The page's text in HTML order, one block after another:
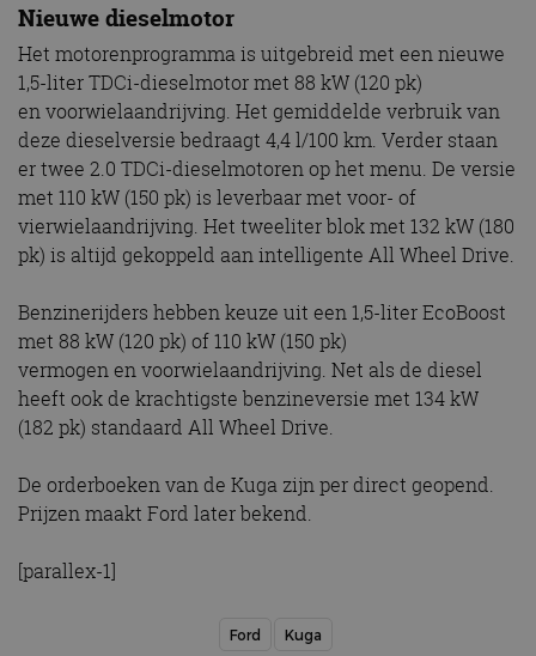
Nieuwe dieselmotor
Het motorenprogramma is uitgebreid met een nieuwe
1,5-liter TDCi-dieselmotor met 88 kW (120 pk)
en voorwielaandrijving. Het gemiddelde verbruik van
deze dieselversie bedraagt 4,4 l/100 km. Verder staan
er twee 2.0 TDCi-dieselmotoren op het menu. De versie
met 110 kW (150 pk) is leverbaar met voor- of
vierwielaandrijving. Het tweeliter blok met 132 kW (180
pk) is altijd gekoppeld aan intelligente All Wheel Drive.
Benzinerijders hebben keuze uit een 1,5-liter EcoBoost
met 88 kW (120 pk) of 110 kW (150 pk)
vermogen en voorwielaandrijving. Net als de diesel
heeft ook de krachtigste benzineversie met 134 kW
(182 pk) standaard All Wheel Drive.
De orderboeken van de Kuga zijn per direct geopend.
Prijzen maakt Ford later bekend.
[parallex-1]
Ford Kuga